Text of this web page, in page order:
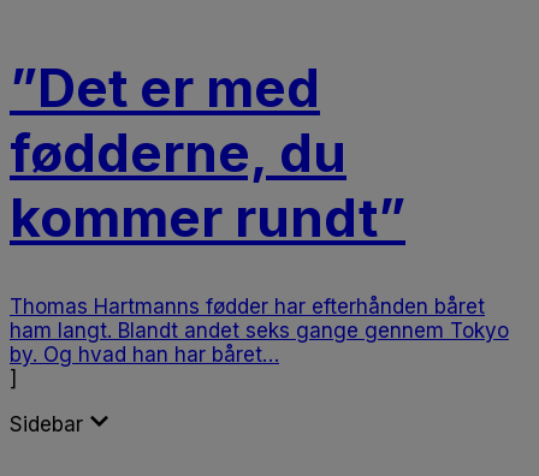
”Det er med
fødderne, du
kommer rundt”
Thomas Hartmanns fødder har efterhånden båret
ham langt. Blandt andet seks gange gennem Tokyo
by. Og hvad han har båret…
]
Sidebar